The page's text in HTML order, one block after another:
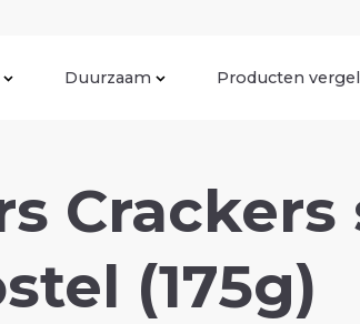
Duurzaam Producten
(175g)